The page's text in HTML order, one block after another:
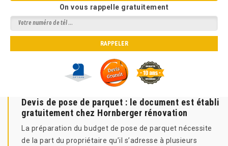
On vous rappelle gratuitement
Devis de pose de parquet : le document est établi
gratuitement chez Hornberger rénovation
La préparation du budget de pose de parquet nécessite
de la part du propriétaire qu’il s’adresse à plusieurs